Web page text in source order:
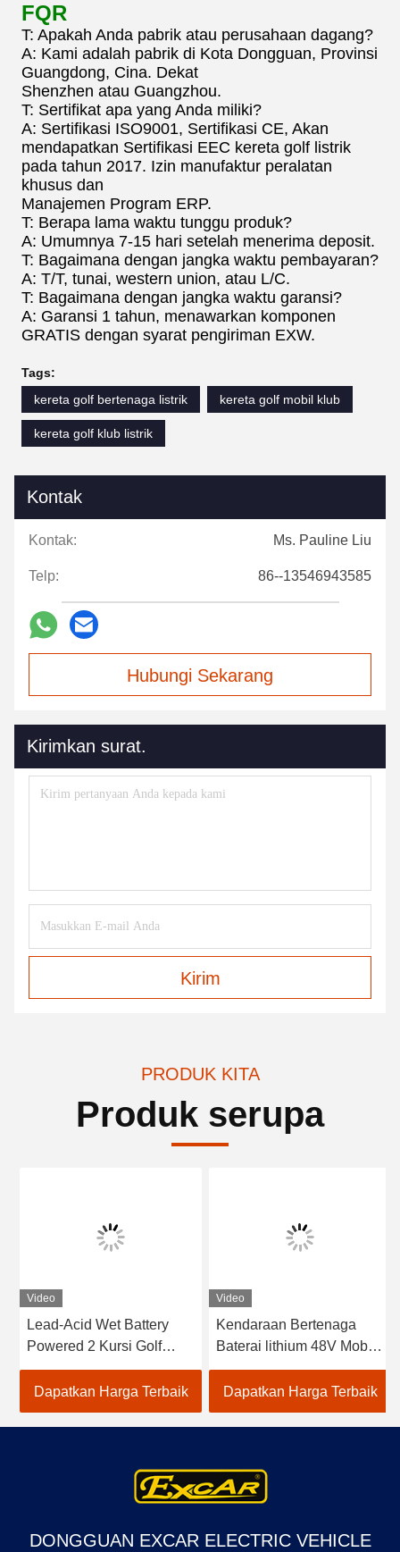
FQR
T: Apakah Anda pabrik atau perusahaan dagang?
A: Kami adalah pabrik di Kota Dongguan, Provinsi
Guangdong, Cina. Dekat
Shenzhen atau Guangzhou.
T: Sertifikat apa yang Anda miliki?
A: Sertifikasi ISO9001, Sertifikasi CE, Akan
mendapatkan Sertifikasi EEC kereta golf listrik
pada tahun 2017. Izin manufaktur peralatan
khusus dan
Manajemen Program ERP.
T: Berapa lama waktu tunggu produk?
A: Umumnya 7-15 hari setelah menerima deposit.
T: Bagaimana dengan jangka waktu pembayaran?
A: T/T, tunai, western union, atau L/C.
T: Bagaimana dengan jangka waktu garansi?
A: Garansi 1 tahun, menawarkan komponen
GRATIS dengan syarat pengiriman EXW.
Tags:
kereta golf bertenaga listrik
kereta golf mobil klub
kereta golf klub listrik
Kontak
Kontak: Ms. Pauline Liu
Telp: 86--13546943585
Hubungi Sekarang
Kirimkan surat.
Kirim
PRODUK KITA
Produk serupa
Video
Lead-Acid Wet Battery
Powered 2 Kursi Golf
Carts / Electric Buggy Car
Golf
Dapatkan Harga Terbaik
Video
Kendaraan Bertenaga
Baterai lithium 48V Mobil
Golf Listrik EXCAR
A1S6+2 Putih
Dapatkan Harga Terbaik
DONGGUAN EXCAR ELECTRIC VEHICLE